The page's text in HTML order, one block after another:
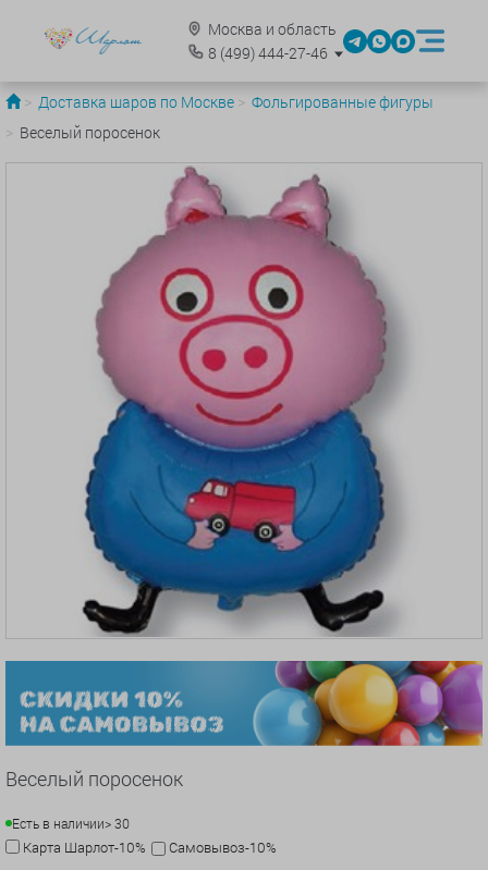
Москва и область
8 (499)444-27-46
Доставка шаров по Москве
Фольгированные фигуры
Веселый поросенок
Веселый поросенок
Есть в наличии> 30
Карта Шарлот-10% Самовывоз-10%